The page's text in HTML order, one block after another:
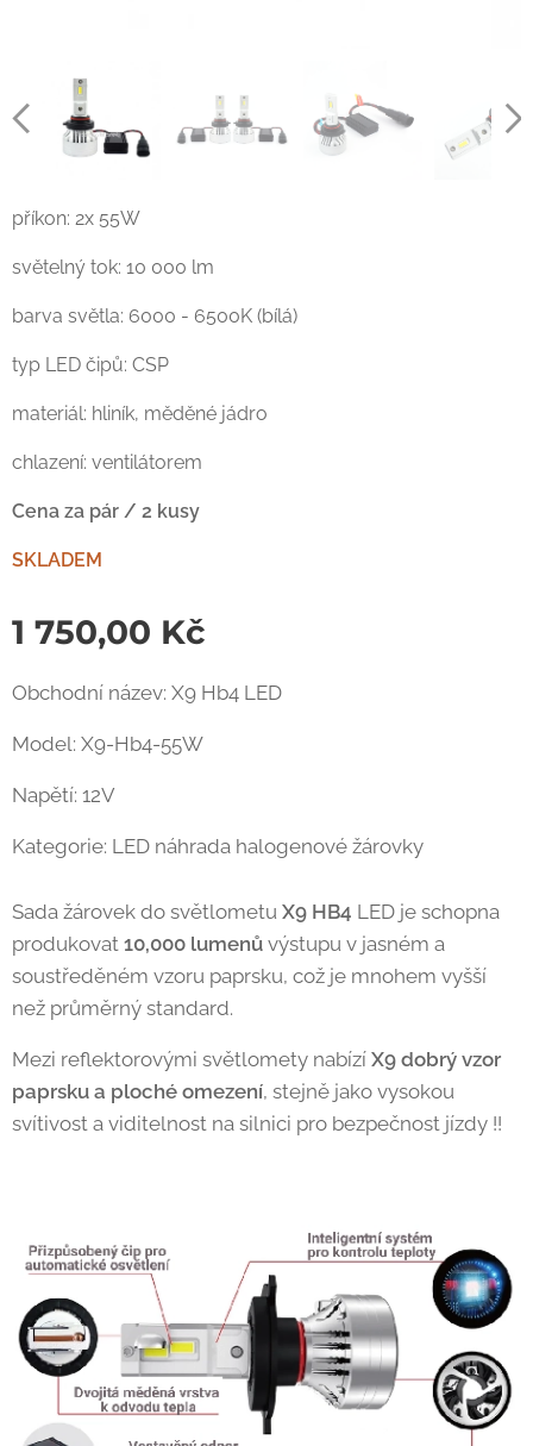
příkon: 2x 55W
světelný tok: 10 000 lm
barva světla: 6000 - 6500K (bílá)
typ LED čipů: CSP
materiál: hliník, měděné jádro
chlazení: ventilátorem
Cena za pár / 2 kusy
SKLADEM
1 750,00 Kč
Obchodní název: X9 Hb4 LED
Model: X9-Hb4-55W
Napětí: 12V
Kategorie: LED náhrada halogenové žárovky
Sada žárovek do světlometu X9 HB4 LED je schopna
produkovat 10,000 lumenů výstupu v jasném a
soustředěném vzoru paprsku, což je mnohem vyšší
než průměrný standard.
Mezi reflektorovými světlomety nabízí X9 dobrý vzor
paprsku a ploché omezení, stejně jako vysokou
svítivost a viditelnost na silnici pro bezpečnost jízdy !!